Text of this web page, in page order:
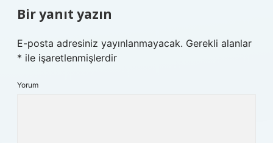
Bir yanıt yazın
E-posta adresiniz yayınlanmayacak. Gerekli alanlar
* ile işaretlenmişlerdir
Yorum